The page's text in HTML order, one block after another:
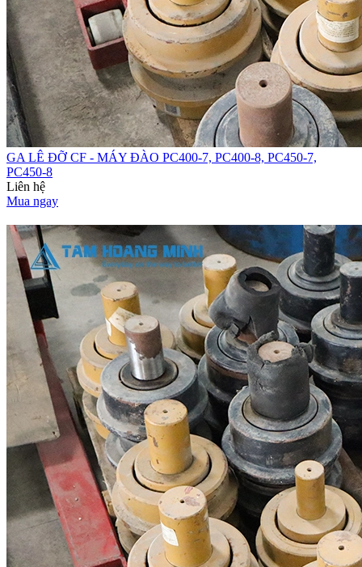
GA LÊ ĐỠ CF - MÁY ĐÀO PC400-7, PC400-8, PC450-7,
PC450-8
Liên hệ
Mua ngay